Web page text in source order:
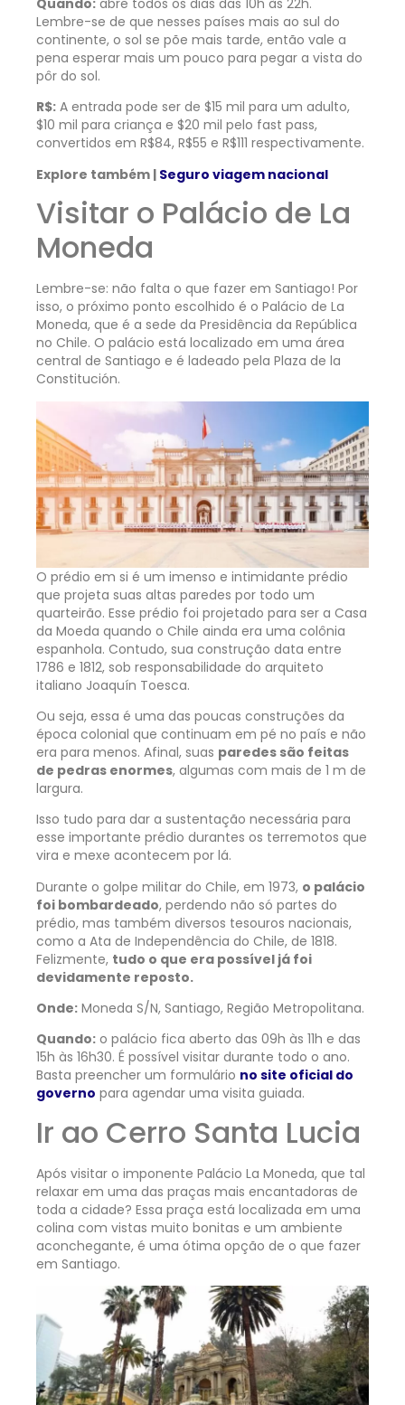
Lembre-se de que nesses países mais ao sul do
continente, o sol se põe mais tarde, então vale a
pena esperar mais um pouco para pegar a vista do
pôr do sol.
R$: A entrada pode ser de $15 mil para um adulto,
$10 mil para criança e $20 mil pelo fast pass,
convertidos em R$84, R$55 e R$111 respectivamente.
Explore também | Seguro viagem nacional
Visitar o Palácio de La
Moneda
Lembre-se: não falta o que fazer em Santiago! Por
isso, o próximo ponto escolhido é o Palácio de La
Moneda, que é a sede da Presidência da República
no Chile. O palácio está localizado em uma área
central de Santiago e é ladeado pela Plaza de la
Constitución.
O prédio em si é um imenso e intimidante prédio
que projeta suas altas paredes por todo um
quarteirão. Esse prédio foi projetado para ser a Casa
da Moeda quando o Chile ainda era uma colônia
espanhola. Contudo, sua construção data entre
1786 e 1812, sob responsabilidade do arquiteto
italiano Joaquín Toesca.
Ou seja, essa é uma das poucas construções da
época colonial que continuam em pé no país e não
era para menos. Afinal, suas paredes são feitas
de pedras enormes, algumas com mais de 1 m de
largura.
Isso tudo para dar a sustentação necessária para
esse importante prédio durantes os terremotos que
vira e mexe acontecem por lá.
Durante o golpe militar do Chile, em 1973, o palácio
foi bombardeado, perdendo não só partes do
prédio, mas também diversos tesouros nacionais,
como a Ata de Independência do Chile, de 1818.
Felizmente, tudo o que era possível já foi
devidamente reposto.
Onde: Moneda S/N, Santiago, Região Metropolitana.
Quando: o palácio fica aberto das 09h às 11h e das
15h às 16h30. É possível visitar durante todo o ano.
Basta preencher um formulário no site oficial do
governo para agendar uma visita guiada.
Ir ao Cerro Santa Lucia
Após visitar o imponente Palácio La Moneda, que tal
relaxar em uma das praças mais encantadoras de
toda a cidade? Essa praça está localizada em uma
colina com vistas muito bonitas e um ambiente
aconchegante, é uma ótima opção de o que fazer
em Santiago.